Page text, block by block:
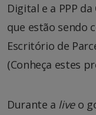
Digital e a PPP
que estão sendo
Escritório de
(Conheça estes
Durante a liveo